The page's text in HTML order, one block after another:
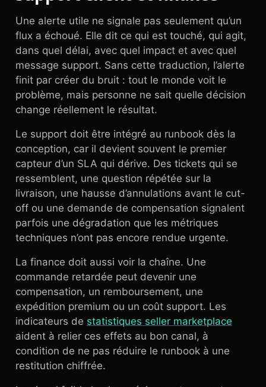
Une alerte utile ne signale pas seulement qu’un
flux a échoué. Elle dit ce qui est touché, qui agit,
dans quel délai, avec quel impact et avec quel
message support. Sans cette traduction, l’alerte
finit par créer du bruit : tout le monde voit le
problème, mais personne ne sait quelle décision
change réellement le résultat.
Le support doit être intégré au runbook dès la
conception, car il devient souvent le premier
capteur d’un SLA qui dérive. Des tickets qui se
ressemblent, une question répétée sur la
livraison, une hausse d’annulations avant le cut-
off ou une demande de compensation signalent
parfois une dégradation que les métriques
techniques n’ont pas encore rendue urgente.
La finance doit aussi voir la chaîne. Une
commande retardée peut devenir une
compensation, un remboursement, une
expédition premium ou un coût support. Les
indicateurs de statistiques seller marketplace
aident à relier ces effets au bon canal, à
condition de ne pas réduire le runbook à une
restitution chiffrée.